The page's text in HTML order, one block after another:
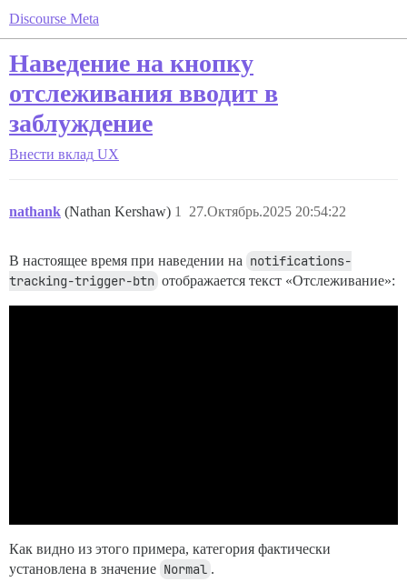
Discourse Meta
Наведение на кнопку
отслеживания вводит в
заблуждение
Внести вклад UX
nathank (Nathan Kershaw) 27.Октябрь.2025 20:54:22
1
В настоящее время при наведении на notifications-
tracking-trigger-btn отображается текст «Отслеживание»:
Как видно из этого примера, категория фактически
установлена в значение Normal .